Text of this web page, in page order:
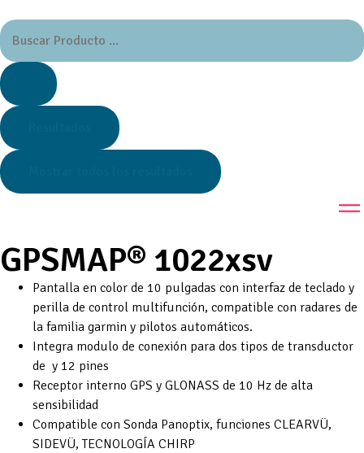
GPSMAP® 1022xsv
Pantalla en color de 10 pulgadas con interfaz de teclado y
perilla de control multifunción, compatible con radares de
la familia garmin y pilotos automáticos.
Integra modulo de conexión para dos tipos de transductor
de y 12 pines
Receptor interno GPS y GLONASS de 10 Hz de alta
sensibilidad
Compatible con Sonda Panoptix, funciones CLEARVÜ,
SIDEVÜ, TECNOLOGÍA CHIRP